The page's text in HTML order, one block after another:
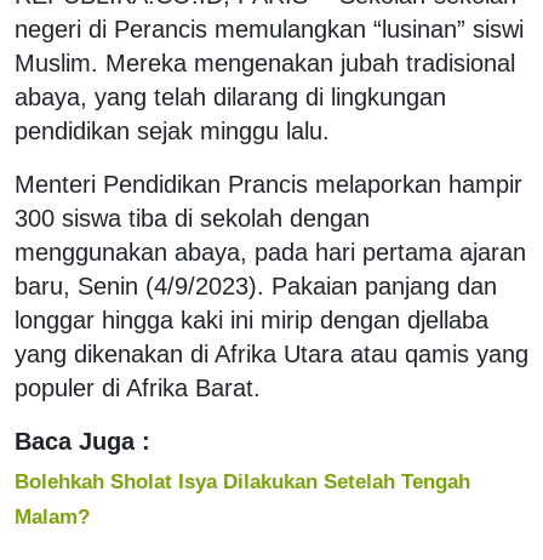
negeri di Perancis memulangkan “lusinan” siswi
Muslim. Mereka mengenakan jubah tradisional
abaya, yang telah dilarang di lingkungan
pendidikan sejak minggu lalu.
Menteri Pendidikan Prancis melaporkan hampir
300 siswa tiba di sekolah dengan
menggunakan abaya, pada hari pertama ajaran
baru, Senin (4/9/2023). Pakaian panjang dan
longgar hingga kaki ini mirip dengan djellaba
yang dikenakan di Afrika Utara atau qamis yang
populer di Afrika Barat.
Baca Juga :
Bolehkah Sholat Isya Dilakukan Setelah Tengah
Malam?